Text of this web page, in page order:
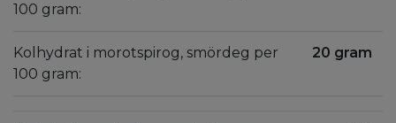
100 gram:
Kolhydrat i morotspirog, smördeg per
100 gram:
20 gram